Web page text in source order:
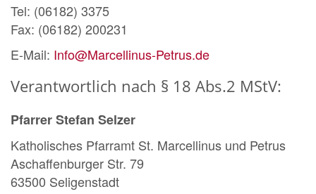
Tel: (06182) 3375
Fax: (06182) 200231
E-Mail: Info@Marcellinus-Petrus.de
Verantwortlich nach § 18 Abs.2 MStV:
Pfarrer Stefan Selzer
Katholisches Pfarramt St. Marcellinus und Petrus
Aschaffenburger Str. 79
63500 Seligenstadt